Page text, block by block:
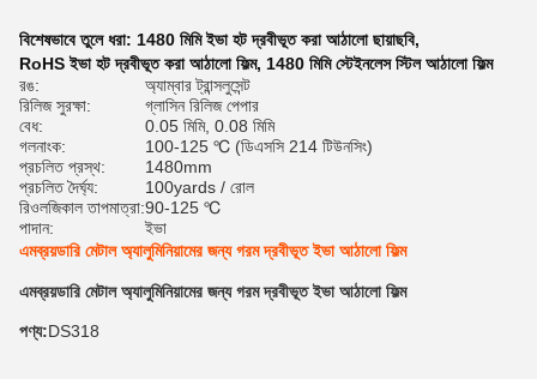
বিশেষভাবে তুলে ধরা: 1480 মিমি ইভা হট দ্রবীভূত করা আঠালো ছায়াছবি,
RoHS ইভা হট দ্রবীভূত করা আঠালো ফিল্ম, 1480 মিমি স্টেইনলেস স্টিল আঠালো ফিল্ম
রঙ:
অ্যাম্বার ট্রান্সলুসেন্ট
রিলিজ সুরক্ষা:
গ্লাসিন রিলিজ পেপার
বেধ:
0.05 মিমি, 0.08 মিমি
গলনাংক:
100-125 ℃ (ডিএসসি 214 টিউনসিং)
প্রচলিত প্রস্থ:
1480mm
প্রচলিত দৈর্ঘ্য:
100yards / রোল
রিওলজিকাল তাপমাত্রা:90-125 ℃
পাদান:
ইভা
এমব্রয়ডারি মেটাল অ্যালুমিনিয়ামের জন্য গরম দ্রবীভূত ইভা আঠালো ফিল্ম
এমব্রয়ডারি মেটাল অ্যালুমিনিয়ামের জন্য গরম দ্রবীভূত ইভা আঠালো ফিল্ম
পণ্য:DS318